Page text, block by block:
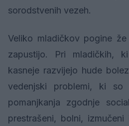
sorodstvenih vezeh.
Veliko mladičkov pogine
zapustijo. Pri mladičkih,
kasneje razvijejo hude
vedenjski problemi, ki so
pomanjkanja zgodnje
prestrašeni, bolni, izmučeni